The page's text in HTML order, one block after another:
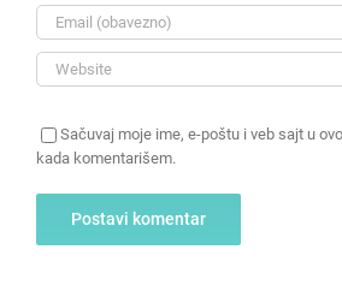
Sačuvaj moje ime, e-poštu i veb sajt u
kada komentarišem.